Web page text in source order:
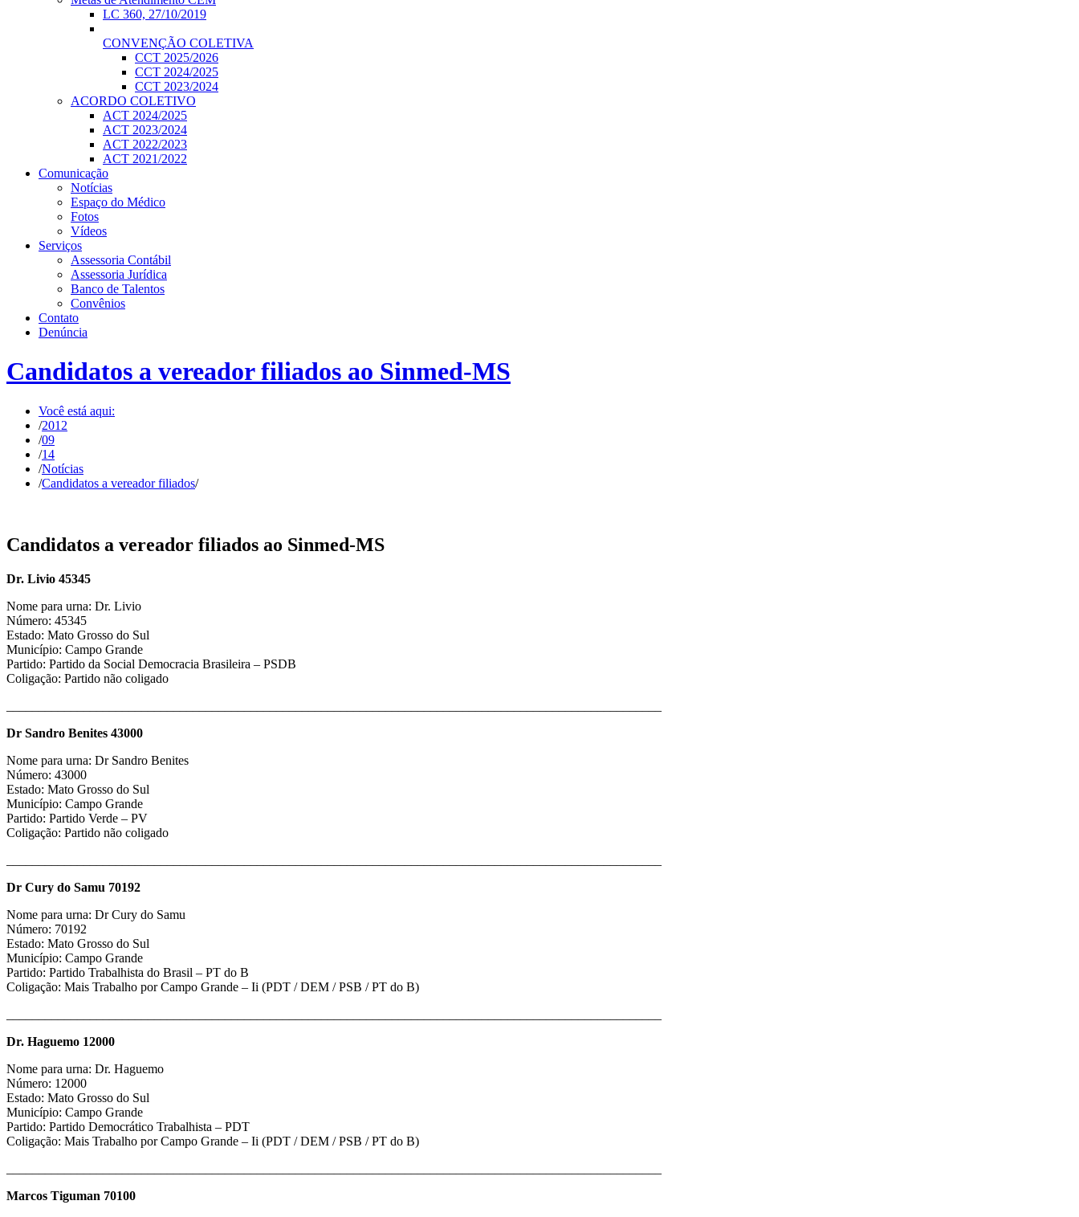
LC 360, 27/10/2019
CONVENÇÃO COLETIVA
CCT 2025/2026
CCT 2024/2025
CCT 2023/2024
ACORDO COLETIVO
ACT 2024/2025
ACT 2023/2024
ACT 2022/2023
ACT 2021/2022
Comunicação
Notícias
Espaço do Médico
Fotos
Vídeos
Serviços
Assessoria Contábil
Assessoria Jurídica
Banco de Talentos
Convênios
Contato
Denúncia
Candidatos a vereador filiados ao Sinmed-MS
Você está aqui:
/2012
/09
/14
/Notícias
/Candidatos a vereador filiados/
Candidatos a vereador filiados ao Sinmed-MS
Dr. Livio 45345
Nome para urna: Dr. Livio
Número: 45345
Estado: Mato Grosso do Sul
Município: Campo Grande
Partido: Partido da Social Democracia Brasileira – PSDB
Coligação: Partido não coligado
Dr Sandro Benites 43000
Nome para urna: Dr Sandro Benites
Número: 43000
Estado: Mato Grosso do Sul
Município: Campo Grande
Partido: Partido Verde – PV
Coligação: Partido não coligado
Dr Cury do Samu 70192
Nome para urna: Dr Cury do Samu
Número: 70192
Estado: Mato Grosso do Sul
Município: Campo Grande
Partido: Partido Trabalhista do Brasil – PT do B
Coligação: Mais Trabalho por Campo Grande – Ii (PDT / DEM / PSB / PT do B)
Dr. Haguemo 12000
Nome para urna: Dr. Haguemo
Número: 12000
Estado: Mato Grosso do Sul
Município: Campo Grande
Partido: Partido Democrático Trabalhista – PDT
Coligação: Mais Trabalho por Campo Grande – Ii (PDT / DEM / PSB / PT do B)
Marcos Tiguman 70100